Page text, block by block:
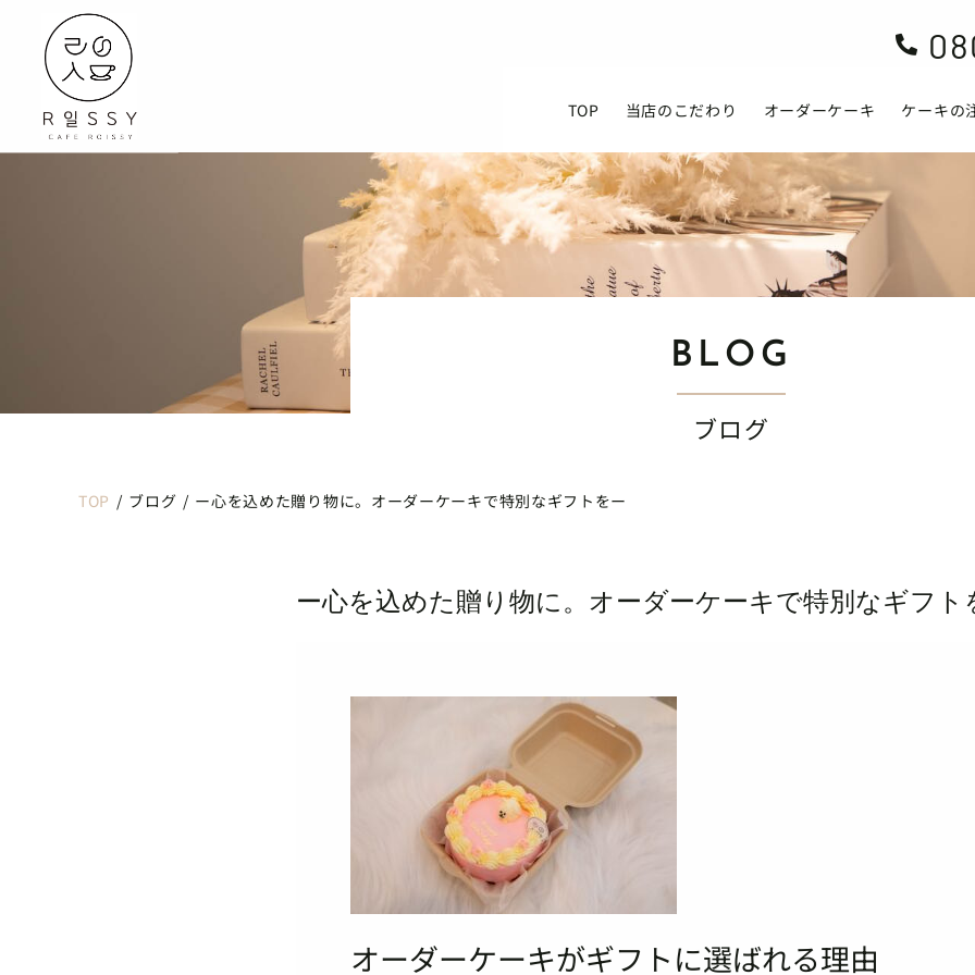

TOP 当店のこだわり オーダーケーキ ケーキの
BLOG
ブログ
TOP / ブログ / ー心を込めた贈り物に。オーダーケーキで特別なギフトをー
ー心を込めた贈り物に。オーダーケーキで特別なギフト
オーダーケーキがギフトに選ばれる理由